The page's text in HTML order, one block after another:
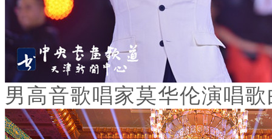
男高音歌唱家莫华伦演唱